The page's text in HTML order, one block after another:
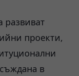
развиват
проекти,
в